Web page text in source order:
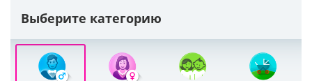
Выберите категорию